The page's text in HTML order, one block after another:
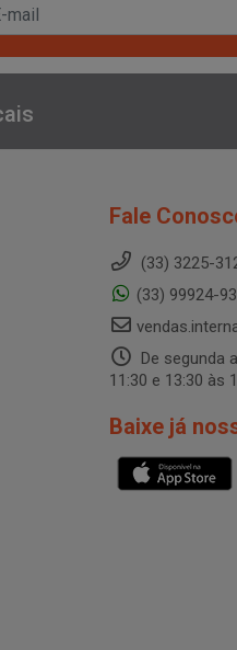
Fale
(33) 3225-
(33) 99924-
De segunda
11:30 e 13:30 às
Baixe já